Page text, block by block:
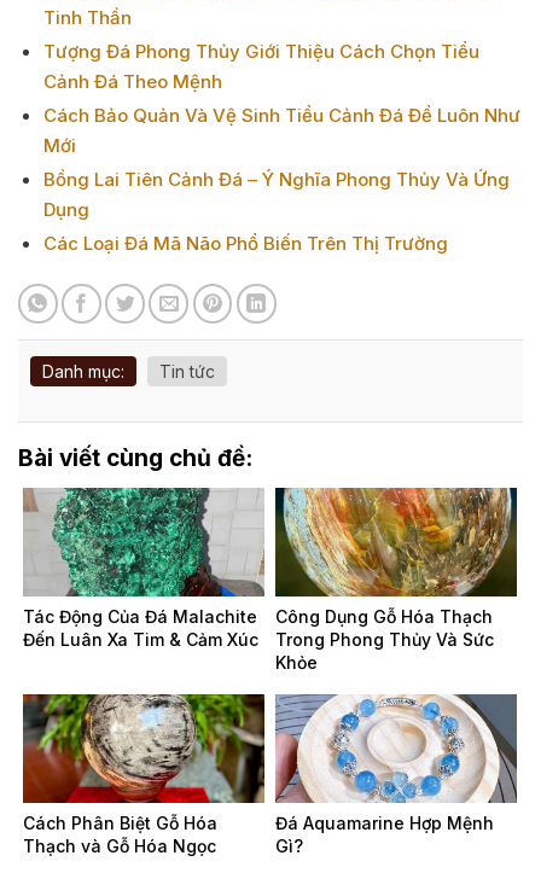
Tinh Thần
Tượng Đá Phong Thủy Giới Thiệu Cách Chọn Tiểu
Cảnh Đá Theo Mệnh
Cách Bảo Quản Và Vệ Sinh Tiểu Cảnh Đá Để Luôn Như
Mới
Bồng Lai Tiên Cảnh Đá – Ý Nghĩa Phong Thủy Và Ứng
Dụng
Các Loại Đá Mã Não Phổ Biến Trên Thị Trường
Danh mục: Tin tức
Bài viết cùng chủ đề:
Tác Động Của Đá Malachite
Đến Luân Xa Tim & Cảm Xúc
Công Dụng Gỗ Hóa Thạch
Trong Phong Thủy Và Sức
Khỏe
Cách Phân Biệt Gỗ Hóa
Thạch và Gỗ Hóa Ngọc
Đá Aquamarine Hợp Mệnh
Gì?